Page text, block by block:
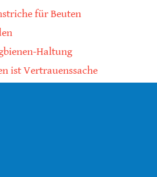
für Beuten
Haltung
ist Vertrauenssache